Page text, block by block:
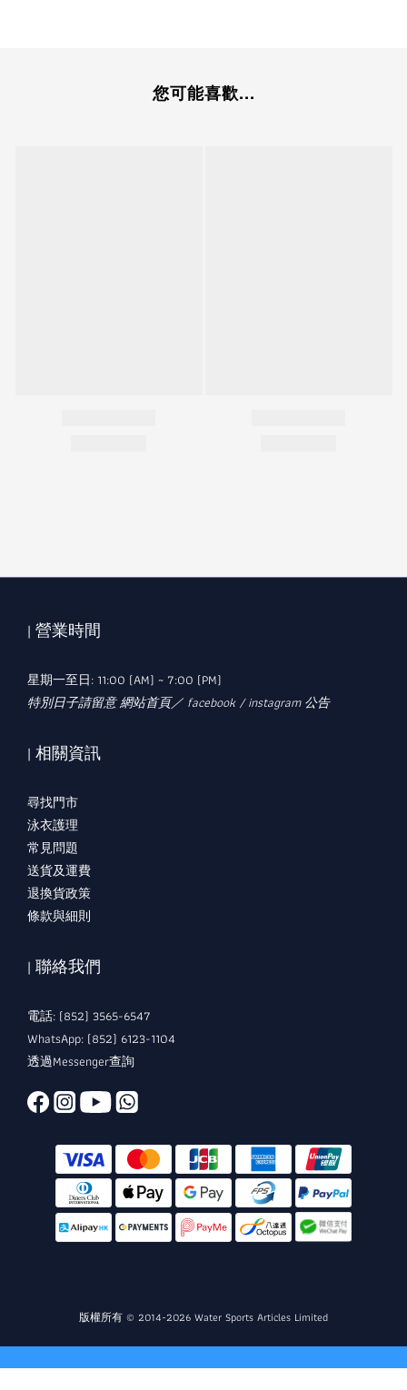
您可能喜歡...
| 營業時間
星期一至日: 11:00 (AM) ~ 7:00 (PM)
特別日子請留意 網站首頁／ facebook / instagram 公告
| 相關資訊
尋找門市
泳衣護理
常見問題
送貨及運費
退換貨政策
條款與細則
| 聯絡我們
電話: (852) 3565-6547
WhatsApp: (852) 6123-1104
透過Messenger查詢
版權所有 © 2014-2026 Water Sports Articles Limited